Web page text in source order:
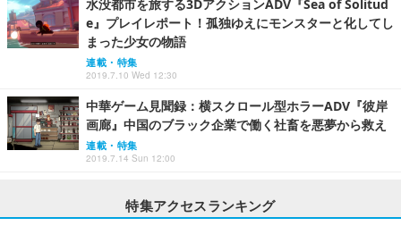
水没都市を旅する3DアクションADV『Sea of Solitud
e』プレイレポート！孤独ゆえにモンスターと化してし
まった少女の物語
連載・特集
2019.7.10 Wed 12:30
中華ゲーム見聞録：横スクロール型ホラーADV『彼岸
画廊』中国のブラック企業で働く社畜を悪夢から救え
連載・特集
2019.7.14 Sun 12:00
特集アクセスランキング